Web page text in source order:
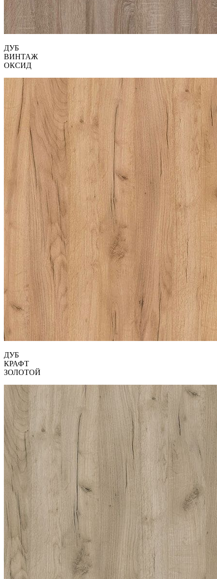
ДУБ
ВИНТАЖ
ОКСИД
ДУБ
КРАФТ
ЗОЛОТОЙ